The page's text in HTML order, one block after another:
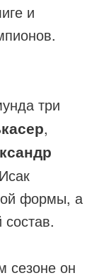
и
три
,
формы, а
сезоне он